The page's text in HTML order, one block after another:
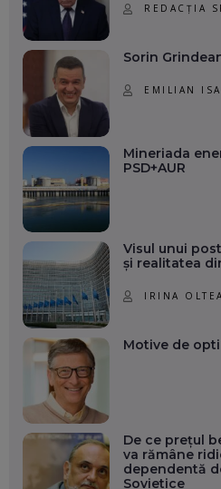
REDACȚIA
Sorin
EMILIAN
Mineriada
PSD+AUR
Visul unui
și realitatea
IRINA
Motive de
De ce prețul
va rămâne
dependentă
Sovietice